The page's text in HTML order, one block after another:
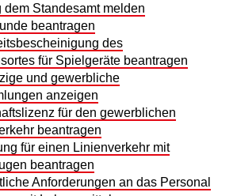
dem Standesamt melden
beantragen
des
für Spielgeräte beantragen
und gewerbliche
anzeigen
für den gewerblichen
beantragen
für einen Linienverkehr mit
beantragen
Anforderungen an das Personal